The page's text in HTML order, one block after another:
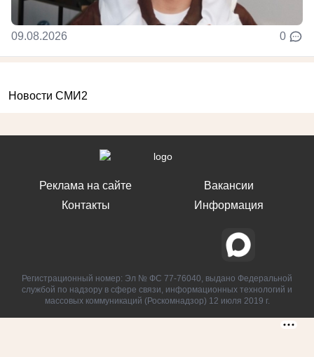
09.08.2026 0
Новости СМИ2
Реклама на сайте
Контакты
Вакансии
Информация
Регистрационный номер: Эл № ФС 77-76040, выдано Федеральной
службой по надзору в сфере связи, информационных технологий и
массовых коммуникаций (Роскомнадзор) 12 июля 2019 г.